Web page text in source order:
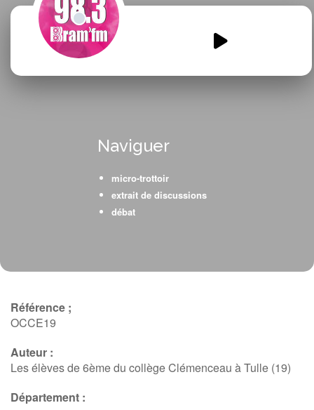
Integration-Clemenceau-2024-
Naviguer
micro-trottoir
extrait de discussions
débat
Référence ;
OCCE19
Auteur :
Les élèves de 6ème du collège Clémenceau à Tulle (19)
Département :